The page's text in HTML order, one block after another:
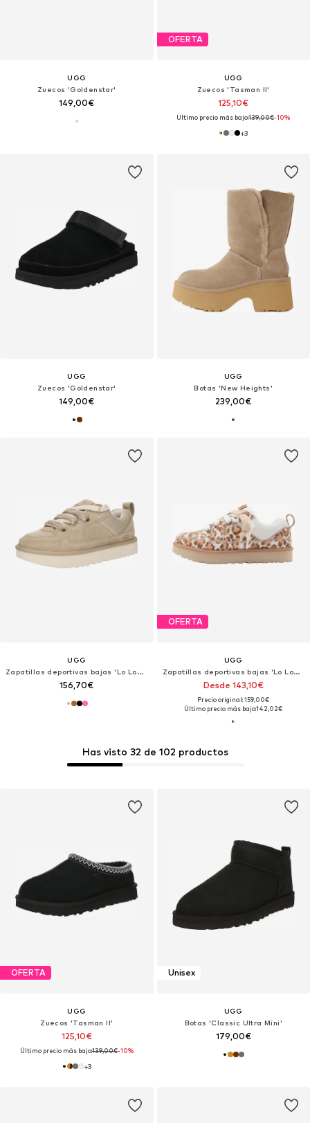
UGG
Zuecos 'Goldenstar'
149,00€
OFERTA
UGG
Zuecos 'Tasman II'
125,10€
Último precio más bajo:139,00€-10%
+3
Has visto 32 de 102 productos
UGG
Zuecos 'Goldenstar'
149,00€
UGG
Botas 'New Heights'
239,00€
UGG
Zapatillas deportivas bajas 'Lo Lowmel'
156,70€
OFERTA
UGG
Zapatillas deportivas bajas 'Lo Lowmel Plains'
Desde 143,10€
Precio original: 159,00€
Último precio más bajo:142,02€
OFERTA
UGG
Zuecos 'Tasman II'
125,10€
Último precio más bajo:139,00€-10%
+3
Unisex
UGG
Botas 'Classic Ultra Mini'
179,00€